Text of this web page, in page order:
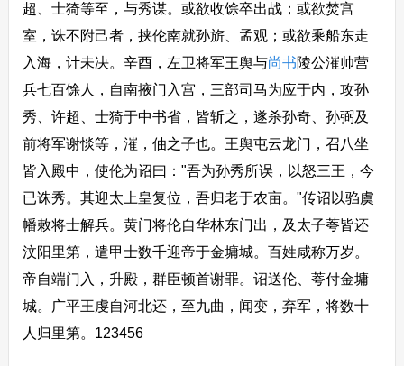
超、士猗等至，与秀谋。或欲收馀卒出战；或欲焚宫
室，诛不附己者，挟伦南就孙旂、孟观；或欲乘船东走
入海，计未决。辛酉，左卫将军王舆与尚书陵公漼帅营
兵七百馀人，自南掖门入宫，三部司马为应于内，攻孙
秀、许超、士猗于中书省，皆斩之，遂杀孙奇、孙弼及
前将军谢惔等，漼，伷之子也。王舆屯云龙门，召八坐
皆入殿中，使伦为诏曰："吾为孙秀所误，以怒三王，今
已诛秀。其迎太上皇复位，吾归老于农亩。"传诏以驺虞
幡敕将士解兵。黄门将伦自华林东门出，及太子荂皆还
汶阳里第，遣甲士数千迎帝于金墉城。百姓咸称万岁。
帝自端门入，升殿，群臣顿首谢罪。诏送伦、荂付金墉
城。广平王虔自河北还，至九曲，闻变，弃军，将数十
人归里第。123456